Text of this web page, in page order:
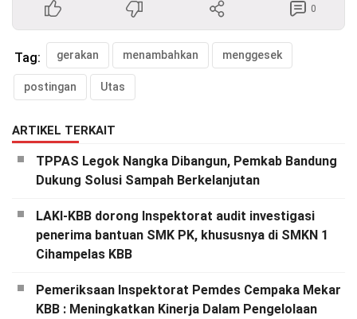
0
Tag: gerakan menambahkan menggesek
postingan Utas
ARTIKEL TERKAIT
TPPAS Legok Nangka Dibangun, Pemkab Bandung
Dukung Solusi Sampah Berkelanjutan
LAKI-KBB dorong Inspektorat audit investigasi
penerima bantuan SMK PK, khususnya di SMKN 1
Cihampelas KBB
Pemeriksaan Inspektorat Pemdes Cempaka Mekar
KBB : Meningkatkan Kinerja Dalam Pengelolaan